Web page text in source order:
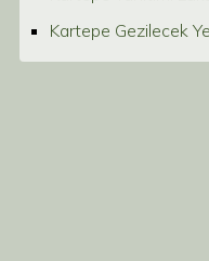
Kartepe Gezilecek